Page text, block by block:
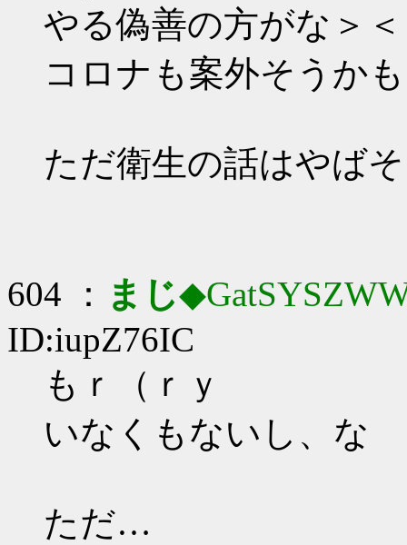
やる偽善の方がな＞＜
コロナも案外そうか
ただ衛生の話はやば
604 ： まじ
ID:iupZ76IC
もｒ（ｒｙ
いなくもないし、な
ただ…